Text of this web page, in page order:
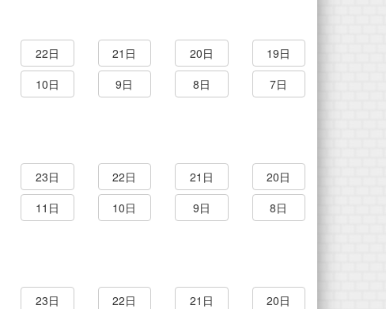
22日 21日 20日
19日
10日 9日 8日
7日
23日 22日 21日
20日
11日 10日 9日
8日
23日 22日 21日
20日